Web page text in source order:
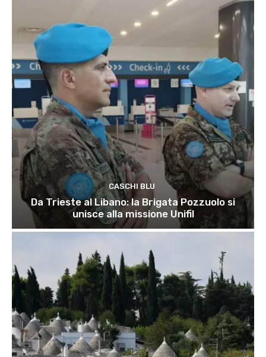
CASCHI BLU
Da Trieste al Libano: la Brigata Pozzuolo si
unisce alla missione Unifil